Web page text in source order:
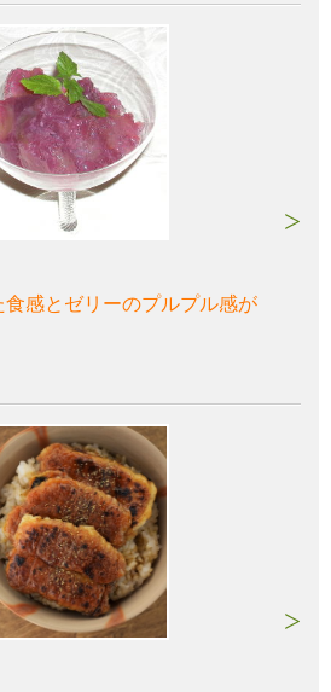
食感とゼリーのプルプル感が